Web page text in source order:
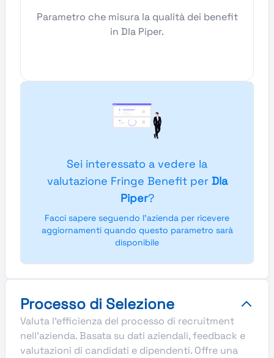
Parametro che misura la qualità dei benefit
in Dla Piper.
Sei interessato a vedere la
valutazione Fringe Benefit per Dla
Piper?
Facci sapere seguendo l'azienda per ricevere
aggiornamenti quando questo parametro sarà
disponibile
Processo di Selezione
Valuta l'efficienza del processo di recruitment
nell'azienda. Basata su dati aziendali, feedback e
valutazioni di candidati e dipendenti. Offre una